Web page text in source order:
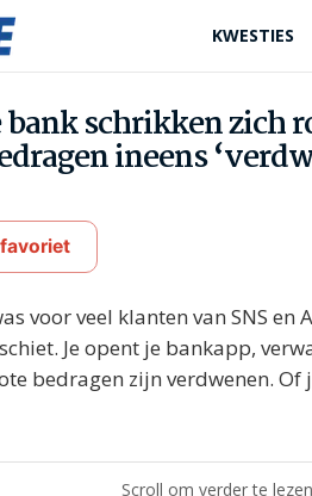
KWESTIES
schrikken zich
ineens
voor veel klanten van SNS en
Je opent je bankapp,
bedragen zijn verdwenen.
Scroll om verder te lezen